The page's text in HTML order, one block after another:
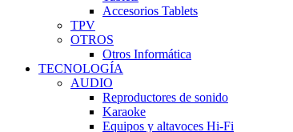
Accesorios Tablets
TPV
OTROS
Otros Informática
TECNOLOGÍA
AUDIO
Reproductores de sonido
Karaoke
Equipos y altavoces Hi-Fi